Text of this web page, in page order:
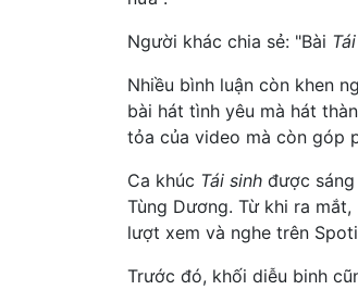
Người khác chia sẻ: "Bài
Nhiều bình luận còn khen
bài hát tình yêu mà hát
tỏa của video mà còn góp
Ca khúc Tái sinh được
Tùng Dương. Từ khi ra mắt,
lượt xem và nghe trên
Trước đó, khối diễu binh